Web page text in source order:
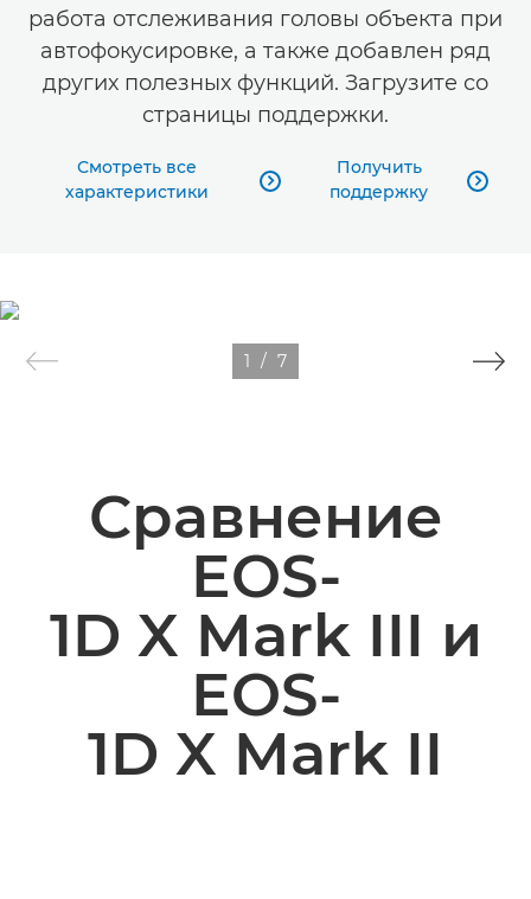
работа отслеживания головы объекта при
автофокусировке, а также добавлен ряд
других полезных функций. Загрузите со
страницы поддержки.
Смотреть все
характеристики

Получить
поддержку

1 / 7
Сравнение
EOS-
1D X Mark III и
EOS-
1D X Mark II